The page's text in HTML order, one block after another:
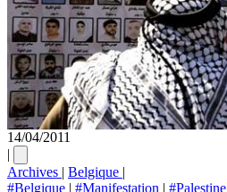
14/04/2011
|
Archives | Belgique |
#Belgique | #Manifestation | #Palestine